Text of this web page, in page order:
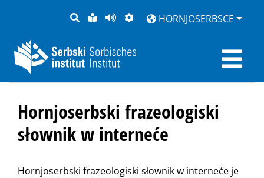
PYTANJE
LOCHKA
RĚČ
STRONU
PŘEDČITAĆ
ZWOBRAZNJENJE
HORNJOSERBSCE
Hornjoserbski frazeologiski
słownik w interneće
Hornjoserbski frazeologiski słownik w interneće je